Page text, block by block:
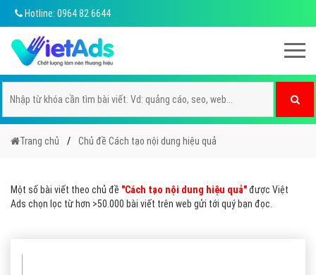
Hotline: 0964 82 6644
Trang chủ Chủ đề Cách tạo nội dung hiệu quả
Một số bài viết theo chủ đề "Cách tạo nội dung hiệu quả"được Việt
Ads chọn lọc từ hơn >50.000 bài viết trên web gửi tới quý bạn đọc.